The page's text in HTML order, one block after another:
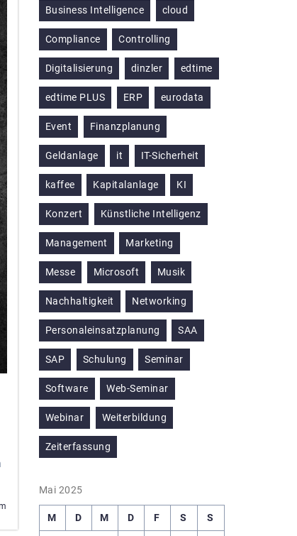
Business Intelligence cloud
Compliance Controlling
Digitalisierung dinzler edtime
edtime PLUS ERP eurodata
Event Finanzplanung
Geldanlage it IT-Sicherheit
kaffee Kapitalanlage KI
Konzert Künstliche Intelligenz
Management Marketing
Messe Microsoft Musik
Nachhaltigkeit Networking
Personaleinsatzplanung SAA
SAP Schulung Seminar
Software Web-Seminar
Webinar Weiterbildung
Zeiterfassung
Mai 2025
M D M D F S S